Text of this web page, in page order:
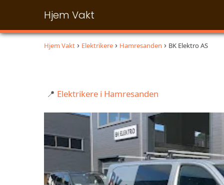
Hjem Vakt
Hjem Vakt Elektrikere Hamresanden BK Elektro AS
📍 Elektrikere i Hamresanden